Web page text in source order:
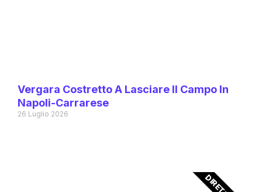
Vergara Costretto A Lasciare Il Campo In
Napoli-Carrarese
26 Luglio 2026